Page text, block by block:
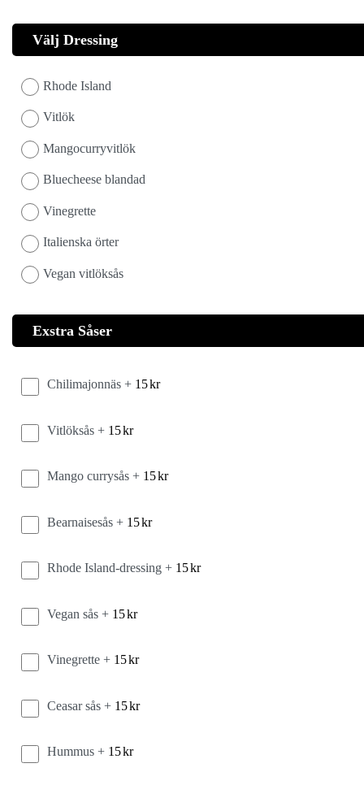
Välj Dressing
Rhode Island
Vitlök
Mangocurryvitlök
Bluecheese blandad
Vinegrette
Italienska örter
Vegan vitlöksås
Exstra Såser
Chilimajonnäs + 15kr
Vitlöksås + 15kr
Mango currysås + 15kr
Bearnaisesås + 15kr
Rhode Island-dressing + 15kr
Vegan sås + 15kr
Vinegrette + 15kr
Ceasar sås + 15kr
Hummus + 15kr